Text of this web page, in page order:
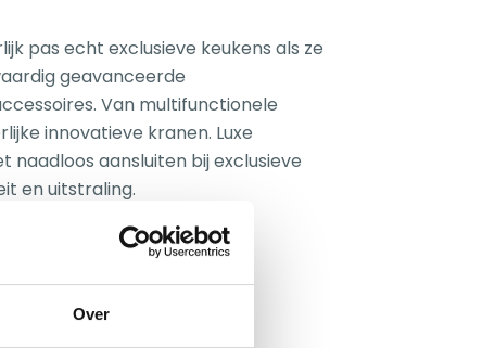
Over
pas echt exclusieve keukens als ze
geavanceerde
Van multifunctionele
innovatieve kranen. Luxe
naadloos aansluiten bij exclusieve
en uitstraling.